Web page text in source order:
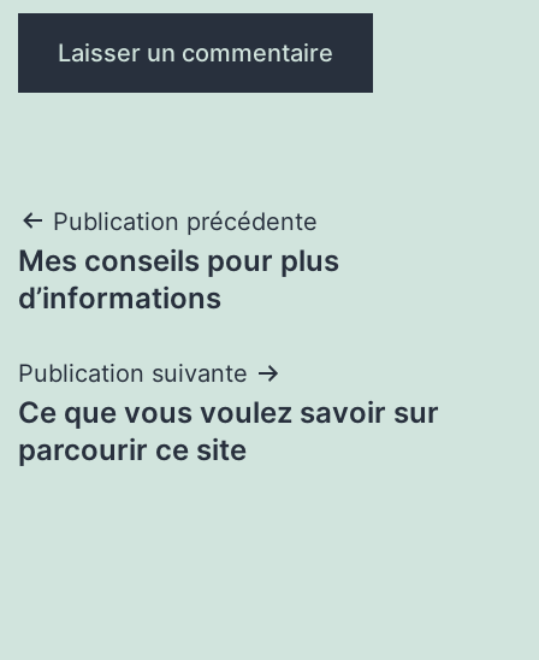
Navigation
de
Publication précédente
Mes conseils pour plus
d’informations
Publication suivante
Ce que vous voulez savoir sur
parcourir ce site